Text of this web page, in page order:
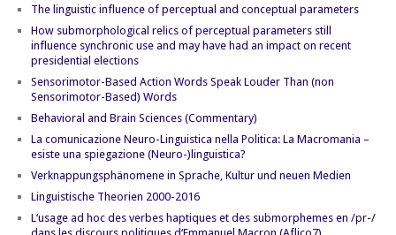
The linguistic influence of perceptual and conceptual parameters
How submorphological relics of perceptual parameters still
influence synchronic use and may have had an impact on recent
presidential elections
Sensorimotor-Based Action Words Speak Louder Than (non
Sensorimotor-Based) Words
Behavioral and Brain Sciences (Commentary)
La comunicazione Neuro-Linguistica nella Politica: La Macromania –
esiste una spiegazione (Neuro-)linguistica?
Verknappungsphänomene in Sprache, Kultur und neuen Medien
Linguistische Theorien 2000-2016
L‘usage ad hoc des verbes haptiques et des submorphemes en /pr-/